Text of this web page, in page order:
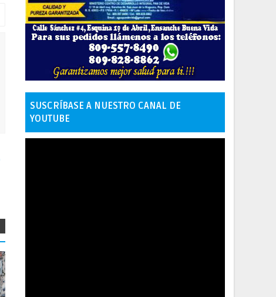
SUSCRÍBASE A NUESTRO CANAL DE
YOUTUBE